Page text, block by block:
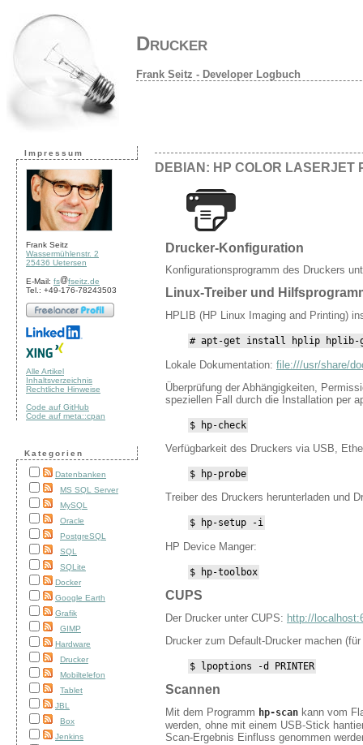
Drucker
Frank Seitz - Developer Logbuch
Impressum
Frank Seitz
Wassermühlenstr. 2
25436 Uetersen
E-Mail: fs
fseitz.de
Tel.: +49-176-78243503
Alle Artikel
Inhaltsverzeichnis
Rechtliche Hinweise
Code auf GitHub
Code auf meta::cpan
Kategorien
Datenbanken
MS SQL Server
MySQL
Oracle
PostgreSQL
SQL
SQLite
Docker
Google Earth
Grafik
GIMP
Hardware
Drucker
Mobiltelefon
Tablet
JBL
Box
Jenkins
DEBIAN: HP COLOR LASERJET
Drucker-Konfiguration
Konfigurationsprogramm des Druckers
Linux-Treiber und
HPLIB (HP Linux Imaging and Printing)
# apt-get install hplip hplib-
Lokale Dokumentation: file:///usr/share/
Überprüfung der Abhängigkeiten,
speziellen Fall durch die Installation per
$ hp-check
Verfügbarkeit des Druckers via USB,
$ hp-probe
Treiber des Druckers herunterladen und
$ hp-setup -i
HP Device Manger:
$ hp-toolbox
CUPS
Der Drucker unter CUPS: http://
Drucker zum Default-Drucker machen
$ lpoptions -d PRINTER
Scannen
Mit dem Programm hp-scan kann vom
werden, ohne mit einem USB-Stick
Scan-Ergebnis Einfluss genommen